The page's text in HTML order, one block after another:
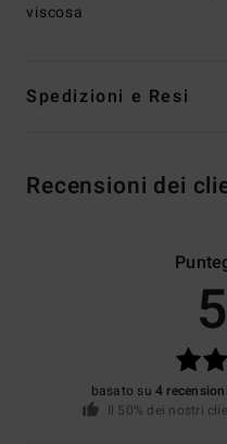
viscosa
Spedizioni e Resi
Recensioni dei
basato su4
Il 50% dei nostri